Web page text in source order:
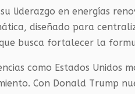
liderazgo en energías
diseñado para
busca fortalecer la
como Estados Unidos
Con Donald Trump